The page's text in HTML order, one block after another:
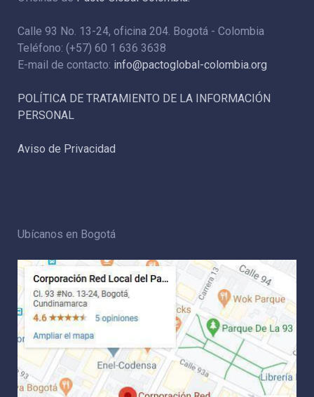
Calle 93 No. 13-24, oficina 204. Bogotá - Colombia
Teléfono: (+57) 60 1 636 3638
E-mail de contacto: info@pactoglobal-colombia.org
POLÍTICA DE TRATAMIENTO DE LA INFORMACIÓN
PERSONAL
Aviso de Privacidad
Ubícanos en Bogotá